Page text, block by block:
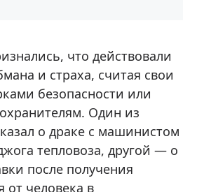
что действовали
и страха, считая свои
безопасности или
Один из
о драке с машинистом
тепловоза, другой — о
после получения
от человека в